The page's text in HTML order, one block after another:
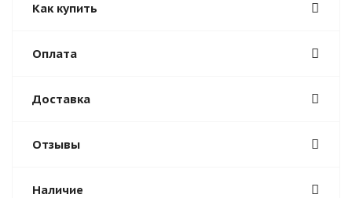
Как купить
Оплата
Доставка
Отзывы
Наличие